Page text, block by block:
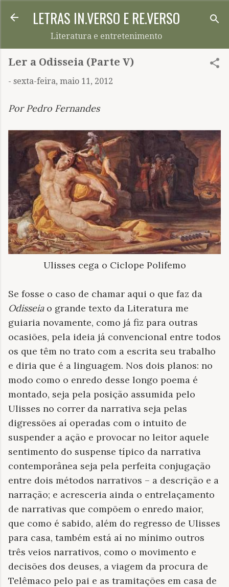
Pular para o conteúdo principal
LETRAS IN.VERSO E RE.VERSO
Literatura e entretenimento
Ler a Odisseia (Parte V)
- sexta-feira, maio 11, 2012
Por Pedro Fernandes
Ulisses cega o Ciclope Polifemo
Se fosse o caso de chamar aqui o que faz da
Odisseiao grande texto da Literatura me
guiaria novamente, como já fiz para outras
ocasiões, pela ideia já convencional entre todos
os que têm no trato com a escrita seu trabalho
e diria que é a linguagem. Nos dois planos: no
modo como o enredo desse longo poema é
montado, seja pela posição assumida pelo
Ulisses no correr da narrativa seja pelas
digressões aí operadas com o intuito de
suspender a ação e provocar no leitor aquele
sentimento do suspense típico da narrativa
contemporânea seja pela perfeita conjugação
entre dois métodos narrativos – a descrição e a
narração; e acresceria ainda o entrelaçamento
de narrativas que compõem o enredo maior,
que como é sabido, além do regresso de Ulisses
para casa, também está aí no mínimo outros
três veios narrativos, como o movimento e
decisões dos deuses, a viagem da procura de
Telêmaco pelo pai e as tramitações em casa de